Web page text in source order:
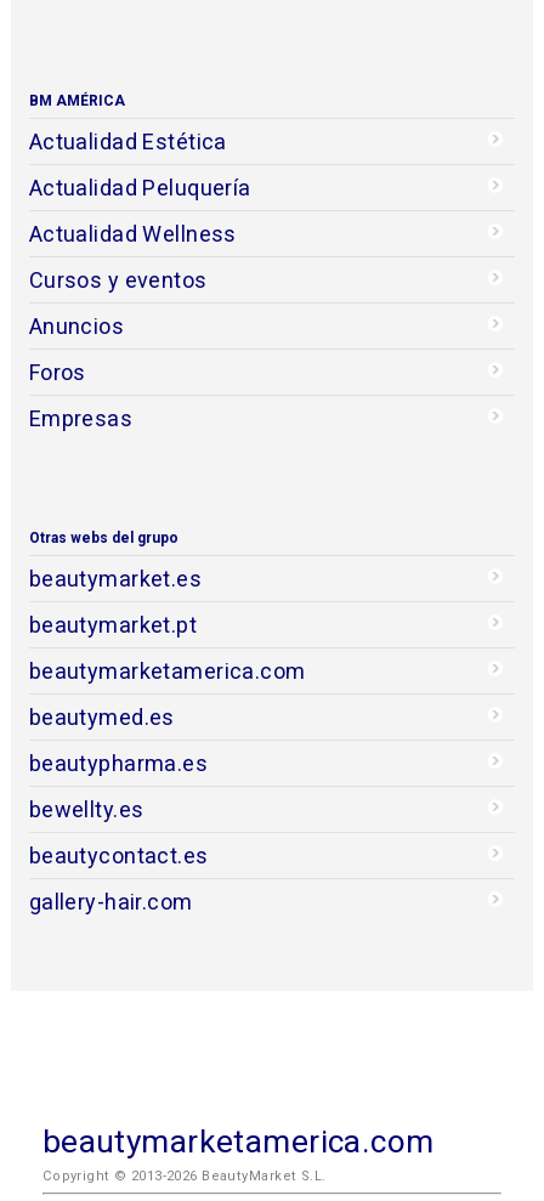
BM AMÉRICA
Actualidad Estética
Actualidad Peluquería
Actualidad Wellness
Cursos y eventos
Anuncios
Foros
Empresas
Otras webs del grupo
beautymarket.es
beautymarket.pt
beautymarketamerica.com
beautymed.es
beautypharma.es
bewellty.es
beautycontact.es
gallery-hair.com
beautymarketamerica.com
Copyright © 2013-2026 BeautyMarket S.L.